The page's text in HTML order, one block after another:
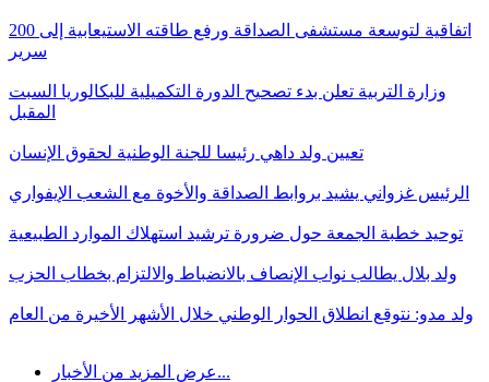
اتفاقية لتوسعة مستشفى الصداقة ورفع طاقته الاستيعابية إلى 200
سرير
وزارة التربية تعلن بدء تصحيح الدورة التكميلية للبكالوريا السبت
المقبل
تعيين ولد داهي رئيسا للجنة الوطنية لحقوق الإنسان
الرئيس غزواني يشيد بروابط الصداقة والأخوة مع الشعب الإيفواري
توحيد خطبة الجمعة حول ضرورة ترشيد استهلاك الموارد الطبيعية
ولد بلال يطالب نواب الإنصاف بالانضباط والالتزام بخطاب الحزب
ولد مدو: نتوقع انطلاق الحوار الوطني خلال الأشهر الأخيرة من العام
عرض المزيد من الأخبار...